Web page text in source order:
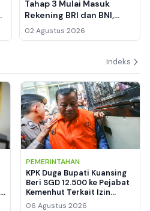
Tahap 3 Mulai Masuk
Rekening BRI dan BNI,
Pemegang KKS Mandiri
Masih Nihil
02 Agustus 2026
Indeks
PEMERINTAHAN
KPK Duga Bupati Kuansing
Beri SGD 12.500 ke Pejabat
Kemenhut Terkait Izin
Kawasan Hutan
06 Agustus 2026